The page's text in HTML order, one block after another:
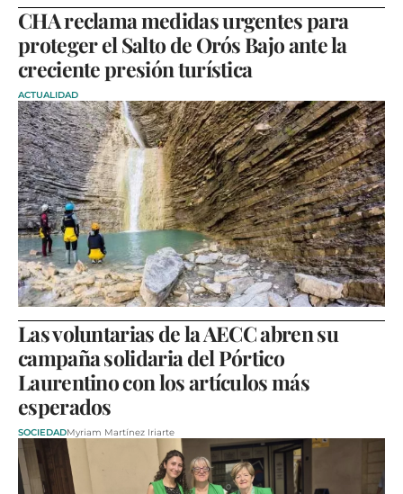
CHA reclama medidas urgentes para
proteger el Salto de Orós Bajo ante la
creciente presión turística
ACTUALIDAD
Las voluntarias de la AECC abren su
campaña solidaria del Pórtico
Laurentino con los artículos más
esperados
SOCIEDADMyriam Martínez Iriarte